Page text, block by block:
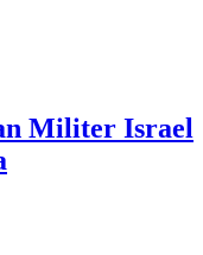
Militer Israel